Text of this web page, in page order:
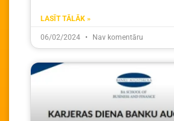
LASĪT TĀLĀK »
06/02/2024 Nav komentāru